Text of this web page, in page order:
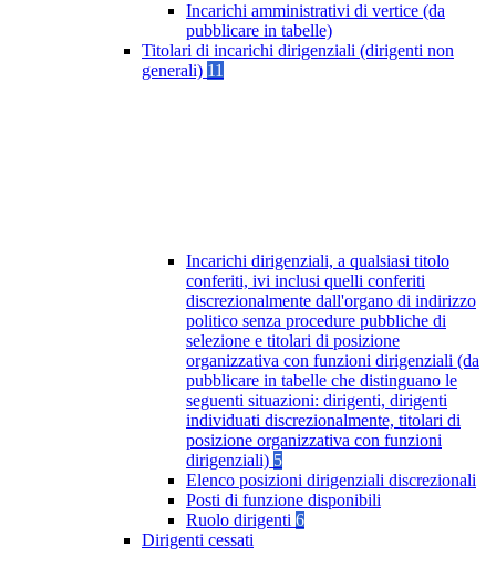
Incarichi amministrativi di vertice (da
pubblicare in tabelle)
Titolari di incarichi dirigenziali (dirigenti non
generali) 11
Incarichi dirigenziali, a qualsiasi titolo
conferiti, ivi inclusi quelli conferiti
discrezionalmente dall'organo di indirizzo
politico senza procedure pubbliche di
selezione e titolari di posizione
organizzativa con funzioni dirigenziali (da
pubblicare in tabelle che distinguano le
seguenti situazioni: dirigenti, dirigenti
individuati discrezionalmente, titolari di
posizione organizzativa con funzioni
dirigenziali) 5
Elenco posizioni dirigenziali discrezionali
Posti di funzione disponibili
Ruolo dirigenti 6
Dirigenti cessati